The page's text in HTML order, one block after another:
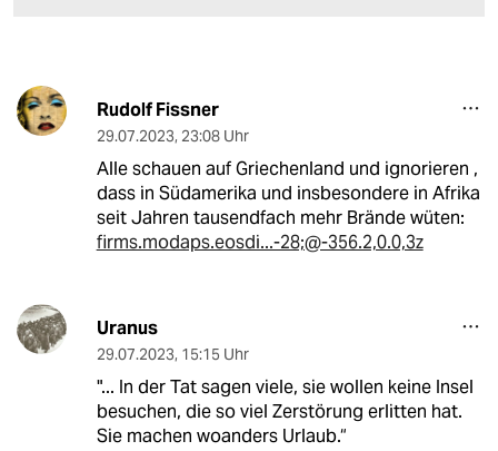
Rudolf Fissner
29.07.2023, 23:08 Uhr
Alle schauen auf Griechenland und ignorieren ,
dass in Südamerika und insbesondere in Afrika
seit Jahren tausendfach mehr Brände wüten:
firms.modaps.eosdi...-28;@-356.2,0.0,3z
Uranus
29.07.2023, 15:15 Uhr
"... In der Tat sagen viele, sie wollen keine Insel
besuchen, die so viel Zerstörung erlitten hat.
Sie machen woanders Urlaub.“